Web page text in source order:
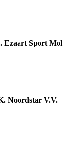
Ezaart Sport Mol
Noordstar V.V.